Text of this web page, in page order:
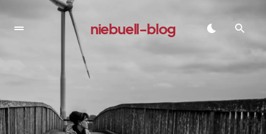
niebuell-blog